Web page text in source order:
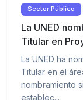
Sector Público
La UNED
Titular en
La UNED ha
Titular en el
nombramiento
establec...